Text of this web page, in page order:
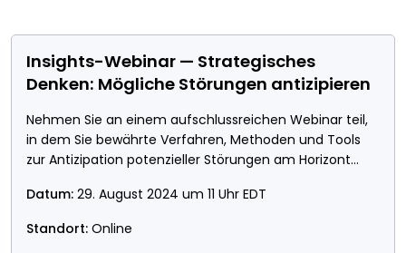
Insights-Webinar — Strategisches
Denken: Mögliche Störungen antizipieren
Nehmen Sie an einem aufschlussreichen Webinar teil,
in dem Sie bewährte Verfahren, Methoden und Tools
zur Antizipation potenzieller Störungen am Horizont
Datum: 29. August 2024 um 11 Uhr EDT
Standort: Online